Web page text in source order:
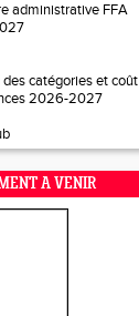
administrative FFA
7
catégories et coût
2026-2027
A VENIR